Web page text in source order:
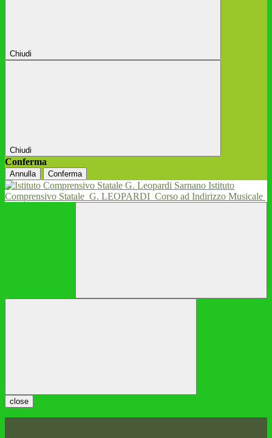
Chiudi
Chiudi
Conferma
Annulla Conferma
Istituto
Comprensivo Statale G. LEOPARDI Corso ad Indirizzo Musicale
close